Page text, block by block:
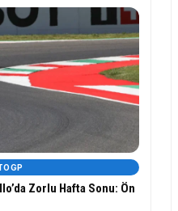
Zorlu Hafta Sonu: Ön